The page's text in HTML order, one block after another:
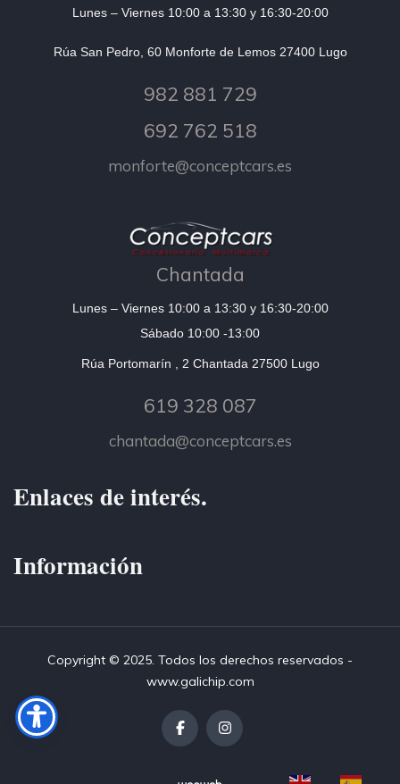
Lunes – Viernes 10:00 a 13:30 y 16:30-20:00
Rúa San Pedro, 60 Monforte de Lemos 27400 Lugo
982 881 729
692 762 518
monforte@conceptcars.es
Chantada
Lunes – Viernes 10:00 a 13:30 y 16:30-20:00
Sábado 10:00 -13:00
Rúa Portomarín , 2 Chantada 27500 Lugo
619 328 087
chantada@conceptcars.es
Enlaces de interés.
Información
Copyright © 2025. Todos los derechos reservados -
www.galichip.com